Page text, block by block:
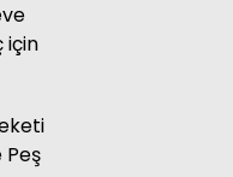
için
Peş